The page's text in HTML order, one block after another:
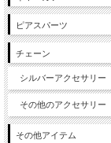
ピアスパーツ
チェーン
シルバーアクセサリー
その他のアクセサリー
その他アイテム